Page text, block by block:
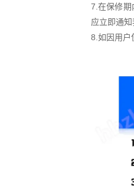
7.在保修期
应立即通
8.如因用户